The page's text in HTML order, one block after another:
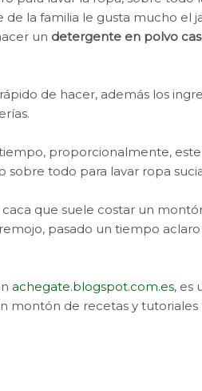
la familia le gusta mucho el
un detergente en polvo
de hacer, además los
proporcionalmente, este
sobre todo para lavar ropa
que suele costar un
pasado un tiempo aclaro
achegate.blogspot.com.es, es
montón de recetas y tutoriales